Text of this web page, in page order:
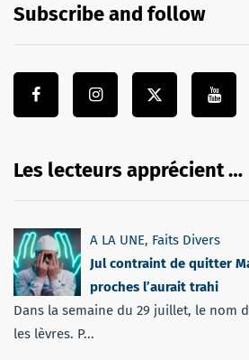
Subscribe and follow
Les lecteurs apprécient …
A LA UNE, Faits Divers
Jul contraint de quitter
proches l’aurait trahi
Dans la semaine du 29 juillet, le nom
les lèvres. P...